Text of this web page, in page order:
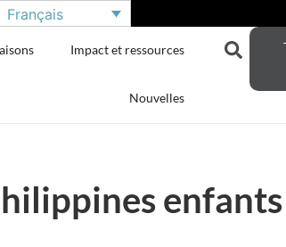
Français
Impact et ressources
Nouvelles